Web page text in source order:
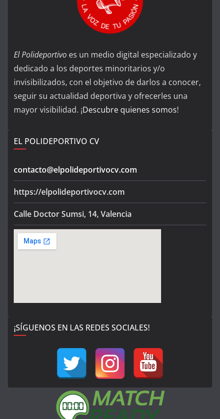
El Polideportivo es un medio digital especializado y
dedicado a los deportes minoritarios y/o
invisibilizados, con el objetivo de darlos a conocer,
seguir su actualidad deportiva y ofrecerles una
mayor visibilidad. ¡Descubre quienes somos!
EL POLIDEPORTIVO CV
contacto@elpolideportivocv.com
https://elpolideportivocv.com
Calle Doctor Sumsi, 14, Valencia
¡SÍGUENOS EN LAS REDES SOCIALES!